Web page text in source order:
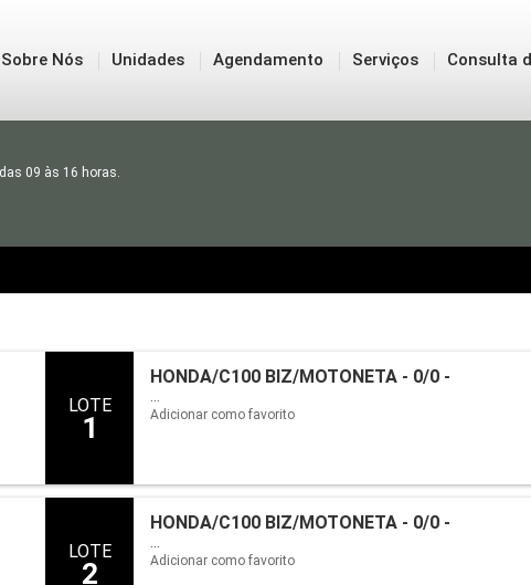
Sobre Nós Unidades Agendamento Serviços Consulta
09 às 16 horas.
LOTE
1
HONDA/C100 BIZ/MOTONETA - 0/0 -
Adicionar como favorito
LOTE
2
HONDA/C100 BIZ/MOTONETA - 0/0 -
Adicionar como favorito